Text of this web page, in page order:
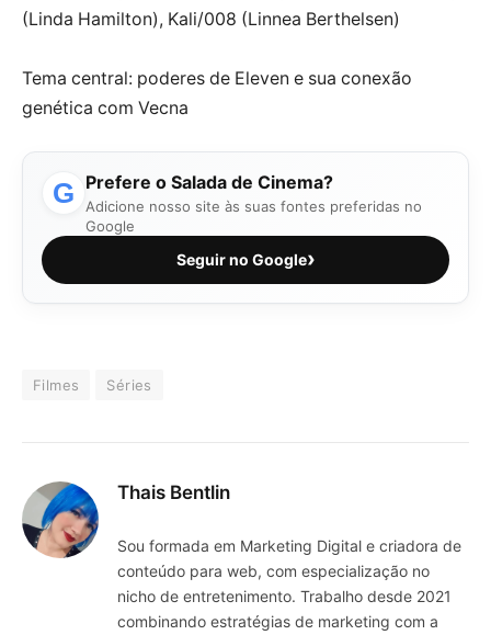
(Linda Hamilton), Kali/008 (Linnea Berthelsen)
Tema central: poderes de Eleven e sua conexão
genética com Vecna
G Prefere o Salada de Cinema?
Adicione nosso site às suas fontes preferidas no
Google
Seguir no Google›
Filmes Séries
Thais Bentlin
Sou formada em Marketing Digital e criadora de
conteúdo para web, com especialização no
nicho de entretenimento. Trabalho desde 2021
combinando estratégias de marketing com a